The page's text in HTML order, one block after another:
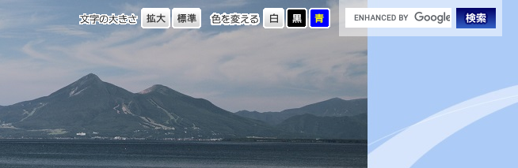
色を変える
文字の大きさ